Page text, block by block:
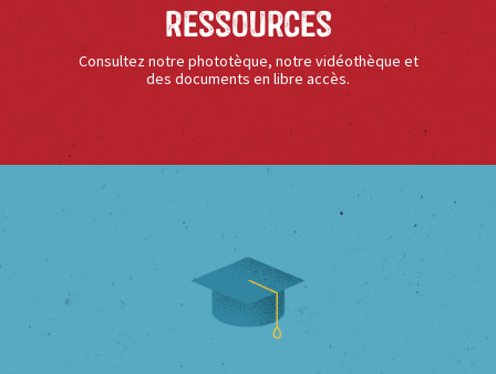
Ressources
Consultez notre phototèque, notre vidéothèque et
des documents en libre accès.